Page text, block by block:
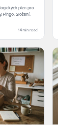
plen pro
Pingo. Složení,
14 min read